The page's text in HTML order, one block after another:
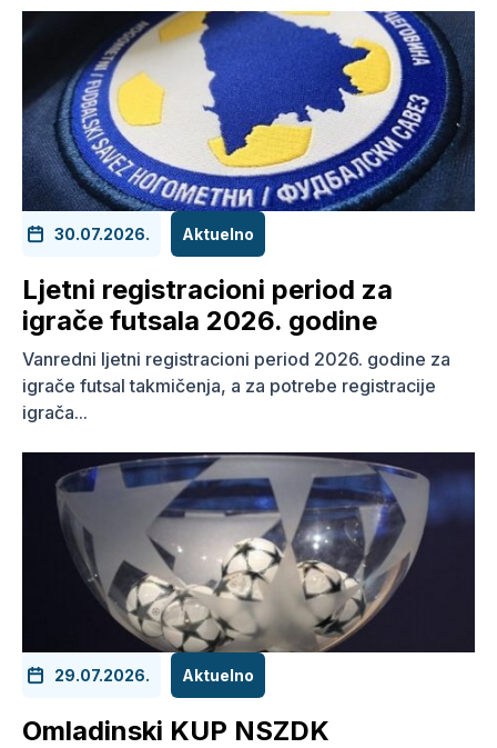
30.07.2026. Aktuelno
Ljetni registracioni period za
igrače futsala 2026. godine
Vanredni ljetni registracioni period 2026. godine za
igrače futsal takmičenja, a za potrebe registracije
igrača...
29.07.2026. Aktuelno
Omladinski KUP NSZDK